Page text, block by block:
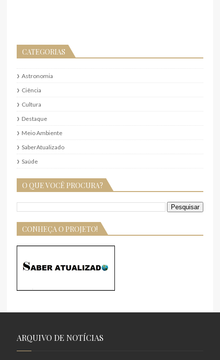
CATEGORIAS
Astronomia
Ciência
Cultura
Destaque
Meio Ambiente
SaberAtualizado
Saúde
O QUE VOCÊ PROCURA?
CONHEÇA O PROJETO!
ARQUIVO DE NOTÍCIAS